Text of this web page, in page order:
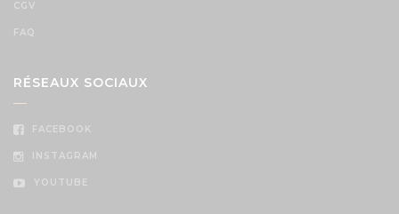
CGV
FAQ
RÉSEAUX SOCIAUX
FACEBOOK
INSTAGRAM
YOUTUBE